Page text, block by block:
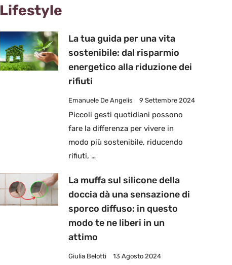
Lifestyle
La tua guida per una vita
sostenibile: dal risparmio
energetico alla riduzione dei
rifiuti
Emanuele De Angelis 9 Settembre 2024
Piccoli gesti quotidiani possono
fare la differenza per vivere in
modo più sostenibile, riducendo
rifiuti, …
La muffa sul silicone della
doccia dà una sensazione di
sporco diffuso: in questo
modo te ne liberi in un
attimo
Giulia Belotti 13 Agosto 2024